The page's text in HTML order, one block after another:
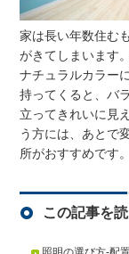
家は長い年数住む
がきてしまいます
ナチュラルカラー
持ってくると、バ
立ってきれいに見
う方には、あとで
所がおすすめです。
この記事を